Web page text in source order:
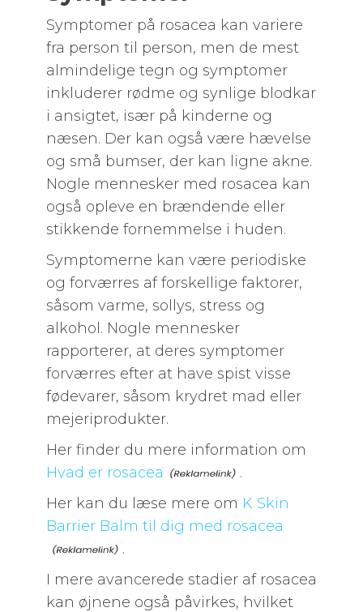
Symptomer på rosacea kan variere
fra person til person, men de mest
almindelige tegn og symptomer
inkluderer rødme og synlige blodkar
i ansigtet, især på kinderne og
næsen. Der kan også være hævelse
og små bumser, der kan ligne akne.
Nogle mennesker med rosacea kan
også opleve en brændende eller
stikkende fornemmelse i huden.
Symptomerne kan være periodiske
og forværres af forskellige faktorer,
såsom varme, sollys, stress og
alkohol. Nogle mennesker
rapporterer, at deres symptomer
forværres efter at have spist visse
fødevarer, såsom krydret mad eller
mejeriprodukter.
Her finder du mere information om
Hvad er rosacea
.
Her kan du læse mere om K Skin
Barrier Balm til dig med rosacea
.
I mere avancerede stadier af rosacea
kan øjnene også påvirkes, hvilket